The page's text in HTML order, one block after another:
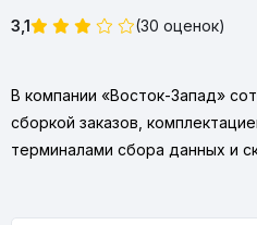
3,1 (30 оценок)
В компании «Восток-Запад»
сборкой заказов,
терминалами сбора данных и